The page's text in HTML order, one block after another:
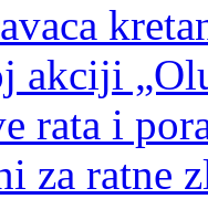
akciji
rata i
za ratne